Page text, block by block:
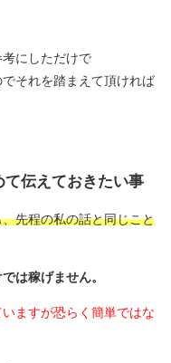
考にしただけで
それを踏まえて頂ければ
て伝えておきたい事
先程の私の話と同じこと
は稼げません。
ますが恐らく簡単ではな